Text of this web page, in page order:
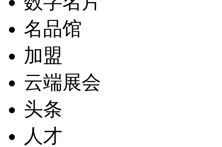
名品馆
加盟
云端展会
头条
人才